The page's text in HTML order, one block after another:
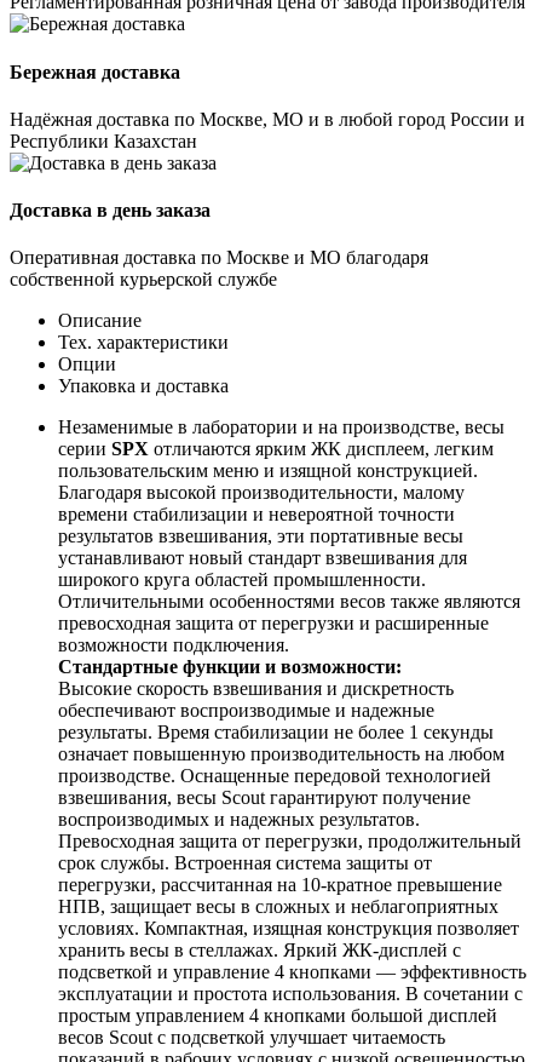
Бережная доставка
Надёжная доставка по Москве, МО и в любой город России и
Республики Казахстан
Доставка в день заказа
Оперативная доставка по Москве и МО благодаря
собственной курьерской службе
Описание
Тех. характеристики
Опции
Упаковка и доставка
Незаменимые в лаборатории и на производстве, весы
серии SPX отличаются ярким ЖК дисплеем, легким
пользовательским меню и изящной конструкцией.
Благодаря высокой производительности, малому
времени стабилизации и невероятной точности
результатов взвешивания, эти портативные весы
устанавливают новый стандарт взвешивания для
широкого круга областей промышленности.
Отличительными особенностями весов также являются
превосходная защита от перегрузки и расширенные
возможности подключения.
Стандартные функции и возможности:
Высокие скорость взвешивания и дискретность
обеспечивают воспроизводимые и надежные
результаты. Время стабилизации не более 1 секунды
означает повышенную производительность на любом
производстве. Оснащенные передовой технологией
взвешивания, весы Scout гарантируют получение
воспроизводимых и надежных результатов.
Превосходная защита от перегрузки, продолжительный
срок службы. Встроенная система защиты от
перегрузки, рассчитанная на 10-кратное превышение
НПВ, защищает весы в сложных и неблагоприятных
условиях. Компактная, изящная конструкция позволяет
хранить весы в стеллажах. Яркий ЖК-дисплей с
подсветкой и управление 4 кнопками — эффективность
эксплуатации и простота использования. В сочетании с
простым управлением 4 кнопками большой дисплей
весов Scout с подсветкой улучшает читаемость